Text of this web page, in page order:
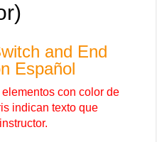
and End
Español
elementos con color de
indican texto que